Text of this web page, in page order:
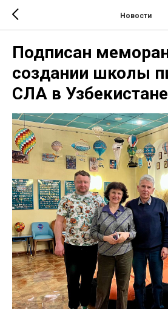
Новости
Подписан
создании школы
СЛА в Узбекистане